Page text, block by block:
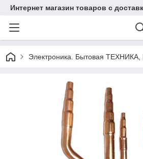
Интернет магазин товаров с
Электроника. Бытовая